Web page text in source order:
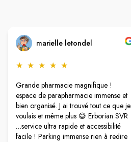
marielle letondel
★ ★ ★ ★ ★
Grande pharmacie magnifique !
espace de parapharmacie immense et
bien organisé. J ai trouvé tout ce que je
voulais et même plus 😅 Erborian SVR
…service ultra rapide et accessibilité
facile ! Parking immense rien à redire